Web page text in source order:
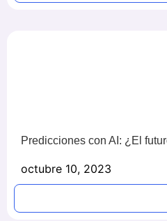
Predicciones con AI: ¿El
octubre 10, 2023